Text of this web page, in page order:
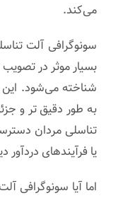
می‌کند.
سونوگرافی آلت
بسیار موثر در
شناخته می‌شود. این
به طور دقیق تر و
تناسلی مردان
یا فرآیندهای دردآور
اما آیا سونوگرافی